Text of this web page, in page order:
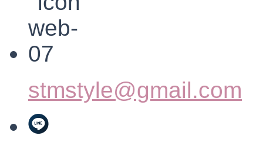
stmstyle@gmail.com